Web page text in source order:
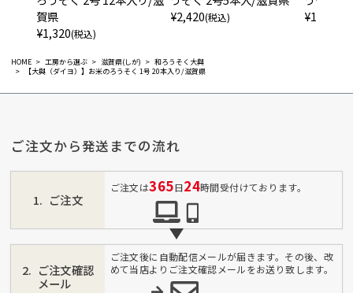
HOME 工房から選ぶ 滋賀県(しが)
和ろうそく大與
【大與（ダイヨ）】お米のろうそく 1号 20本入り/滋賀県
賀県
¥1,320(税込)
¥2,420(税込)
¥1,320
ご注文から発送までの流れ
ご注文
ご注文は365日24時間受付けております。
ご注文確認
メール
ご注文後に自動配信メールが届きます。その後、改
めて当店よりご注文確認メールをお送り致します。